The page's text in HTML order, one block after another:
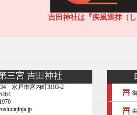
吉田神社は『疾風巡拝（
三宮 吉田神社
水戸市宮内町3193-2